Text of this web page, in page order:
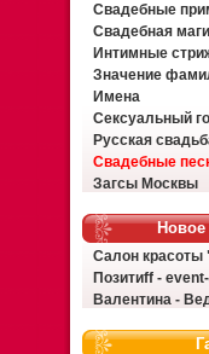
Свадебные
Свадебная
Интимные
Значение
Имена
Сексуальный
Русская
Свадебные
Загсы Москвы
Новое
Салон красоты
Позитиff -
Валентина -